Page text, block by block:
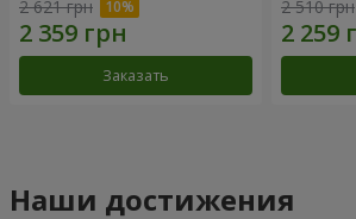
2 621 грн
Заказать
2 510 грн
Наши достижения